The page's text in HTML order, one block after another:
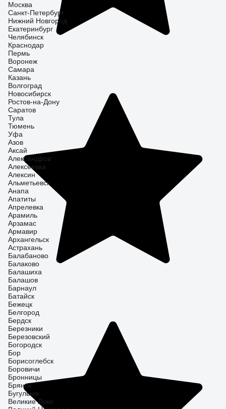
Москва
Санкт-Петербург
Нижний Новгород
Екатеринбург
Челябинск
Краснодар
Пермь
Воронеж
Самара
Казань
Волгоград
Новосибирск
Ростов-на-Дону
Саратов
Тула
Тюмень
Уфа
Азов
Аксай
Александров
Алексеевка
Алексин
Альметьевск
Анапа
Апатиты
Апрелевка
Арамиль
Арзамас
Армавир
Архангельск
Астрахань
Балабаново
Балаково
Балашиха
Балашов
Барнаул
Батайск
Бежецк
Белгород
Бердск
Березники
Березовский
Богородск
Бор
Борисоглебск
Боровичи
Бронницы
Брянск
Бугульма
Великие Луки